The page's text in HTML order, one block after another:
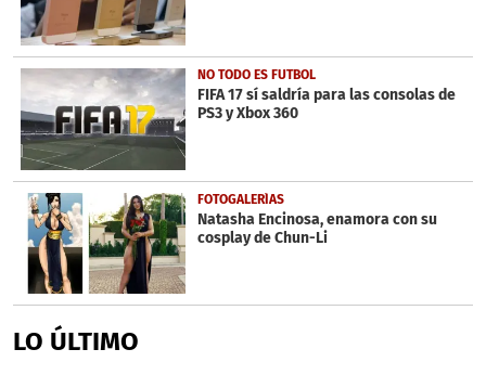
NO TODO ES FUTBOL
FIFA 17 sí saldría para las consolas de
PS3 y Xbox 360
FOTOGALERÍAS
Natasha Encinosa, enamora con su
cosplay de Chun-Li
LO ÚLTIMO